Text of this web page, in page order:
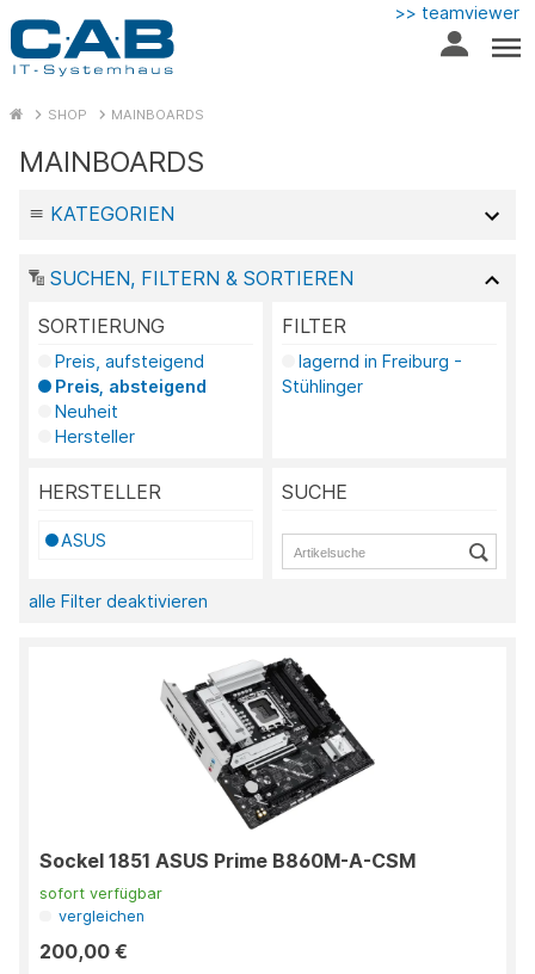
>> teamviewer
SHOP MAINBOARDS
MAINBOARDS
KATEGORIEN
SUCHEN, FILTERN & SORTIEREN
SORTIERUNG
Preis, aufsteigend
Preis, absteigend
Neuheit
Hersteller
FILTER
lagernd in Freiburg -
Stühlinger
HERSTELLER
ASUS
SUCHE
alle Filter deaktivieren
Sockel 1851 ASUS Prime B860M-A-CSM
sofort verfügbar
vergleichen
200,00 €